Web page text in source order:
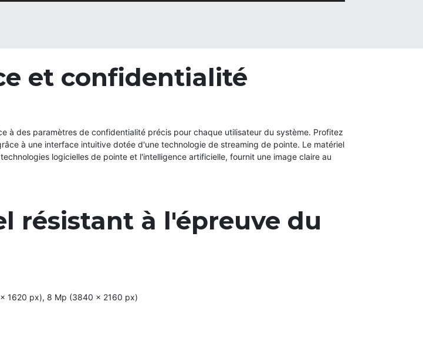
et confidentialité
à des paramètres de confidentialité précis pour chaque utilisateur du système. Profitez
à une interface intuitive dotée d'une technologie de streaming de pointe. Le matériel
logicielles de pointe et l'intelligence artificielle, fournit une image claire au
résistant à l'épreuve du
1620 px), 8 Mp (3840 × 2160 px)